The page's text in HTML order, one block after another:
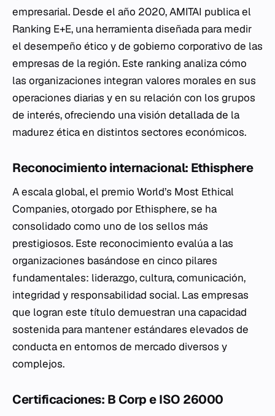
empresarial. Desde el año 2020, AMITAI publica el
Ranking E+E, una herramienta diseñada para medir
el desempeño ético y de gobierno corporativo de las
empresas de la región. Este ranking analiza cómo
las organizaciones integran valores morales en sus
operaciones diarias y en su relación con los grupos
de interés, ofreciendo una visión detallada de la
madurez ética en distintos sectores económicos.
Reconocimiento internacional: Ethisphere
A escala global, el premio World’s Most Ethical
Companies, otorgado por Ethisphere, se ha
consolidado como uno de los sellos más
prestigiosos. Este reconocimiento evalúa a las
organizaciones basándose en cinco pilares
fundamentales: liderazgo, cultura, comunicación,
integridad y responsabilidad social. Las empresas
que logran este título demuestran una capacidad
sostenida para mantener estándares elevados de
conducta en entornos de mercado diversos y
complejos.
Certificaciones: B Corp e ISO 26000